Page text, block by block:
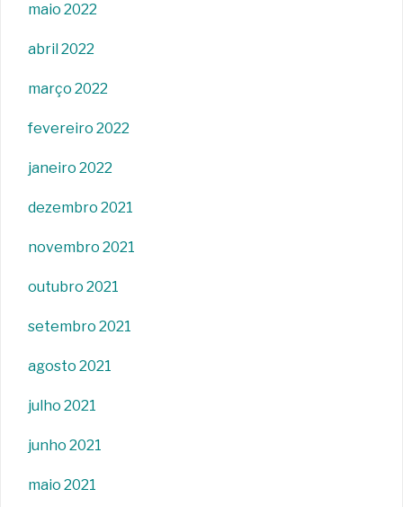
maio 2022
abril 2022
março 2022
fevereiro 2022
janeiro 2022
dezembro 2021
novembro 2021
outubro 2021
setembro 2021
agosto 2021
julho 2021
junho 2021
maio 2021